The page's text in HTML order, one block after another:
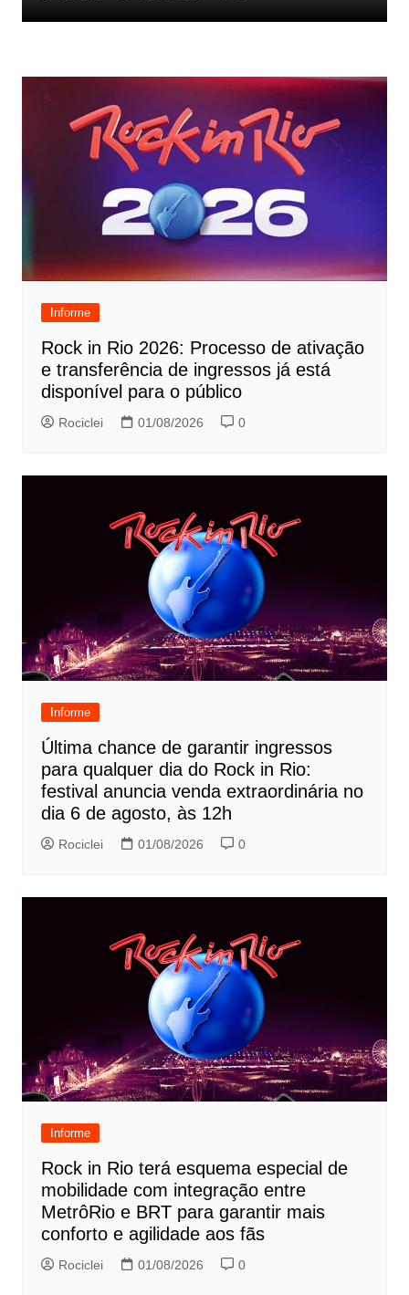
Informe
Rock in Rio 2026: Processo de ativação
e transferência de ingressos já está
disponível para o público
Rociclei 01/08/2026 0
Informe
Última chance de garantir ingressos
para qualquer dia do Rock in Rio:
festival anuncia venda extraordinária no
dia 6 de agosto, às 12h
Rociclei 01/08/2026 0
Informe
Rock in Rio terá esquema especial de
mobilidade com integração entre
MetrôRio e BRT para garantir mais
conforto e agilidade aos fãs
Rociclei 01/08/2026 0